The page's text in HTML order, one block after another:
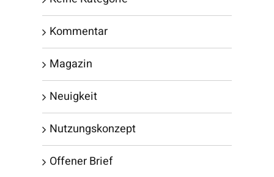
Kommentar
Magazin
Neuigkeit
Nutzungskonzept
Offener Brief